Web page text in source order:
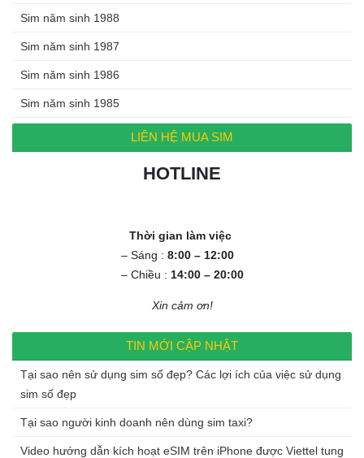
Sim năm sinh 1988
Sim năm sinh 1987
Sim năm sinh 1986
Sim năm sinh 1985
LIÊN HỆ MUA SIM
HOTLINE
Thời gian làm việc
– Sáng : 8:00 – 12:00
– Chiều : 14:00 – 20:00
Xin cảm ơn!
TIN MỚI CẬP NHẬT
Tại sao nên sử dụng sim số đẹp? Các lợi ích của việc sử dụng
sim số đẹp
Tại sao người kinh doanh nên dùng sim taxi?
Video hướng dẫn kích hoạt eSIM trên iPhone được Viettel tung